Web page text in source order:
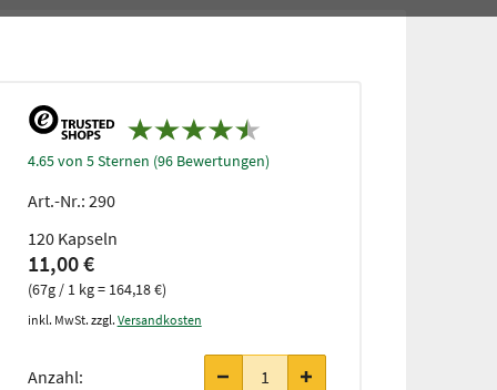
4.65 von 5 Sternen (96 Bewertungen)
Art.-Nr.: 290
120 Kapseln
11,00 €
(67g / 1 kg = 164,18 €)
inkl. MwSt. zzgl. Versandkosten
Anzahl: